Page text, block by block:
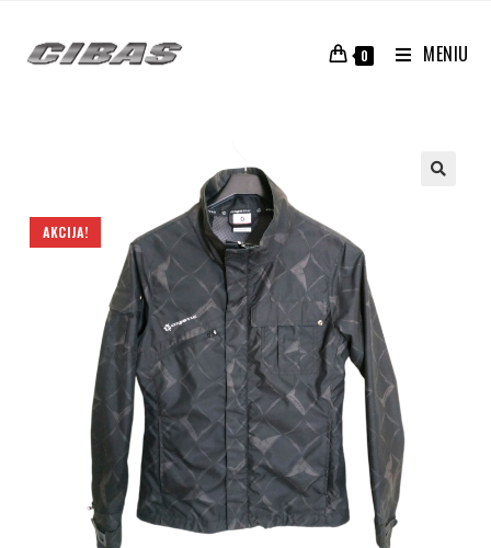
0 MENIU
AKCIJA!